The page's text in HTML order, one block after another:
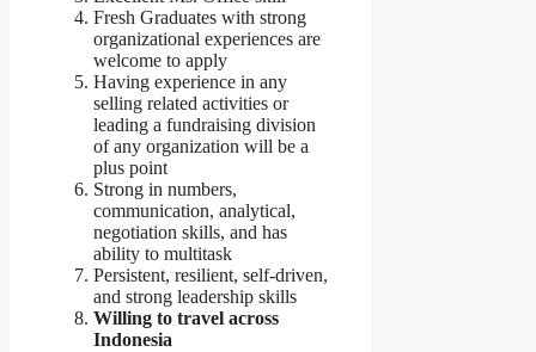
Fresh Graduates with strong
organizational experiences are
welcome to apply
Having experience in any
selling related activities or
leading a fundraising division
of any organization will be a
plus point
Strong in numbers,
communication, analytical,
negotiation skills, and has
ability to multitask
Persistent, resilient, self-driven,
and strong leadership skills
Willing to travel across
Indonesia